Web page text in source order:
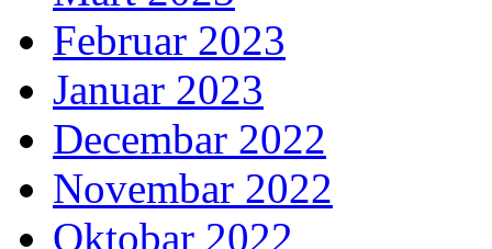
Februar 2023
Januar 2023
Decembar 2022
Novembar 2022
Oktobar 2022